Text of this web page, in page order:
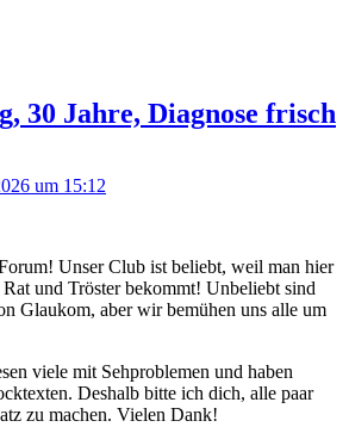
30 Jahre, Diagnose frisch
um 15:12
Unser Club ist beliebt, weil man hier
und Tröster bekommt! Unbeliebt sind
Glaukom, aber wir bemühen uns alle um
viele mit Sehproblemen und haben
Deshalb bitte ich dich, alle paar
zu machen. Vielen Dank!